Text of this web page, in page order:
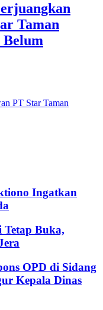
Taman
PT Star Taman
Ingatkan
Tetap Buka,
OPD di Sidang
Kepala Dinas